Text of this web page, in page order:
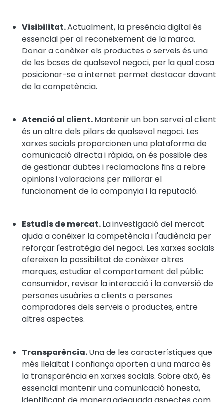
Visibilitat.Actualment, la presència digital és
essencial per al reconeixement de la marca.
Donar a conèixer els productes o serveis és una
de les bases de qualsevol negoci, per la qual cosa
posicionar-se a internet permet destacar davant
de la competència.
Atenció al client.Mantenir un bon servei al client
és un altre dels pilars de qualsevol negoci. Les
xarxes socials proporcionen una plataforma de
comunicació directa i ràpida, on és possible des
de gestionar dubtes i reclamacions fins a rebre
opinions i valoracions per millorar el
funcionament de la companyia i la reputació.
Estudis de mercat.La investigació del mercat
ajuda a conèixer la competència i l'audiència per
reforçar l'estratègia del negoci. Les xarxes socials
ofereixen la possibilitat de conèixer altres
marques, estudiar el comportament del públic
consumidor, revisar la interacció i la conversió de
persones usuàries a clients o persones
compradores dels serveis o productes, entre
altres aspectes.
Transparència.Una de les característiques que
més lleialtat i confiança aporten a una marca és
la transparència en xarxes socials. Sobre això, és
essencial mantenir una comunicació honesta,
identificant de manera adequada aspectes com